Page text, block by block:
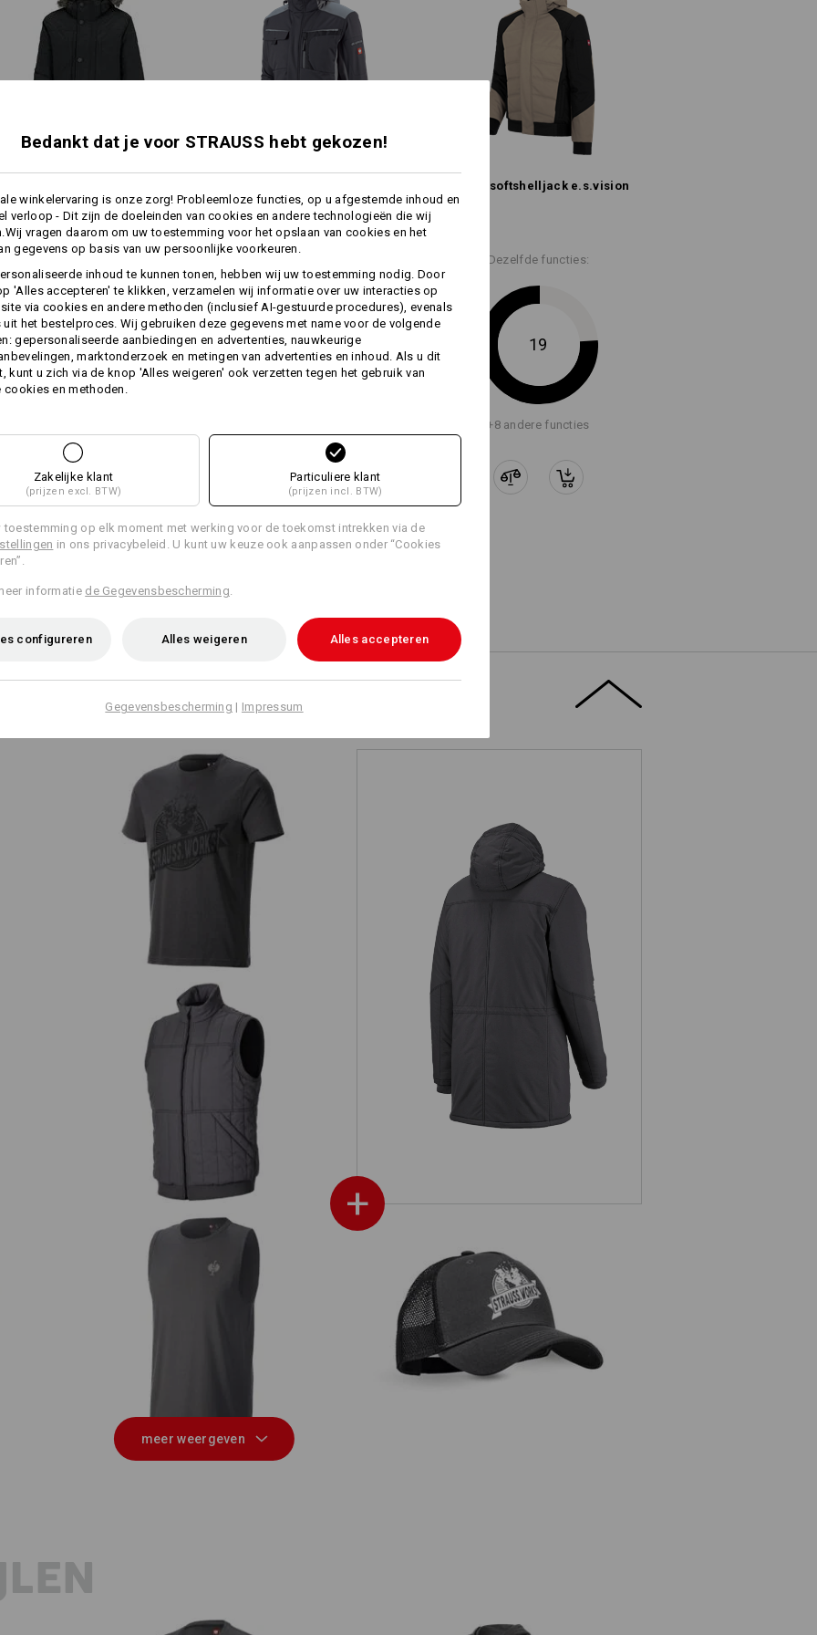
gewatteerde, afneembare, in maat en volume verstelbare capuchon
aangenaam zachte fleecekraag
2 steekzakken en 2 klepzakken met klittenbandsluiting
2 borstzakken met een met blinde ritssluiting
binnenzak met klittenbandsluiting
mouwboorden aan de binnenkant met elastische gebreide manchetten
in wijdte verstelbare taille door elastisch tunnelkoord aan de binnenkant
Materiaal:
Vulling 100% Polyester
Wasvoorschrift:
Machinewas 40°C
Niet bleken
Drogen in droger behoedzaam
Koud strijken
Niet droog reinigen
Personalisatie:
Zelf vormgeven
typisch, eerlijk, krachtig - en
treffen een hoog
designs gecombineerd
features. Het resultaat
en modern tegelijk
Winter­ softshell­jack e.s.​vision
Dezelfde functies:
20 19
Dezelfde functies:
19
+8 andere functies
+
T-shirt e.s.iconic works
Bodywarmer e.s.iconic
Cap e.s.iconic works
meer weergeven
Bedankt dat je voor STRAUSS hebt gekozen!
winkelervaring is onze zorg! Probleemloze functies, op u afgestemde inhoud en
verloop - Dit zijn de doeleinden van cookies en andere technologieën die wij
vragen daarom om uw toestemming voor het opslaan van cookies en het
gegevens op basis van uw persoonlijke voorkeuren.
inhoud te kunnen tonen, hebben wij uw toestemming nodig. Door
'Alles accepteren' te klikken, verzamelen wij informatie over uw interacties op
via cookies en andere methoden (inclusief AI-gestuurde procedures), evenals
uit het bestelproces. Wij gebruiken deze gegevens met name voor de volgende
gepersonaliseerde aanbiedingen en advertenties, nauwkeurige
marktonderzoek en metingen van advertenties en inhoud. Als u dit
kunt u zich via de knop 'Alles weigeren' ook verzetten tegen het gebruik van
en methoden.
Zakelijke klant
(prijzen excl. BTW)
Particuliere klant
(prijzen incl. BTW)
toestemming op elk moment met werking voor de toekomst intrekken via de
in ons privacybeleid. U kunt uw keuze ook aanpassen onder “Cookies
informatie de Gegevensbescherming
configureren Alles weigeren Alles accepteren
Gegevensbescherming | Impressum